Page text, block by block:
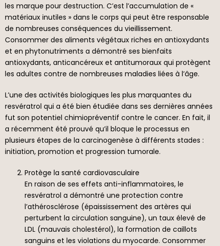
les marque pour destruction. C’est l’accumulation de «
matériaux inutiles » dans le corps qui peut être responsable
de nombreuses conséquences du vieillissement.
Consommer des aliments végétaux riches en antioxydants
et en phytonutriments a démontré ses bienfaits
antioxydants, anticancéreux et antitumoraux qui protègent
les adultes contre de nombreuses maladies liées à l’âge.
L’une des activités biologiques les plus marquantes du
resvératrol qui a été bien étudiée dans ses dernières années
fut son potentiel chimiopréventif contre le cancer. En fait, il
a récemment été prouvé qu’il bloque le processus en
plusieurs étapes de la carcinogenèse à différents stades :
initiation, promotion et progression tumorale.
Protège la santé cardiovasculaire
En raison de ses effets anti-inflammatoires, le
resvératrol a démontré une protection contre
l’athérosclérose (épaississement des artères qui
perturbent la circulation sanguine), un taux élevé de
LDL (mauvais cholestérol), la formation de caillots
sanguins et les violations du myocarde. Consommer